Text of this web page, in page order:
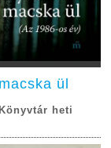
ül
heti